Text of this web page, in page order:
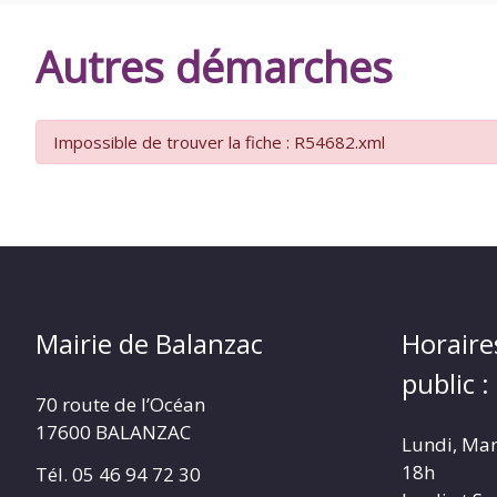
Autres démarches
Impossible de trouver la fiche : R54682.xml
Mairie de Balanzac
70 route de l’Océan
17600 BALANZAC
Tél. 05 46 94 72 30
public :
Lundi,
18h